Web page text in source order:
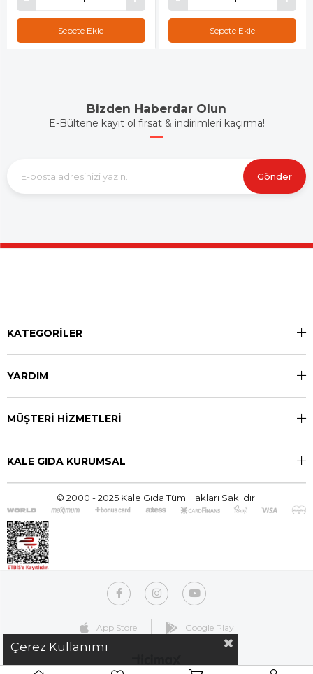
Sepete Ekle Sepete Ekle
Bizden Haberdar Olun
E-Bültene kayıt ol fırsat & indirimleri kaçırma!
Gönder
KATEGORİLER
YARDIM
MÜŞTERİ HİZMETLERİ
KALE GIDA KURUMSAL
© 2000 - 2025 Kale Gıda Tüm Hakları Saklıdır.
App Store Google Play
Çerez Kullanımı